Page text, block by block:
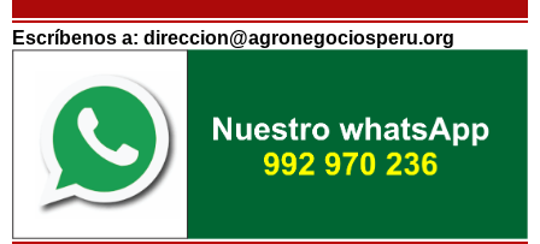
Escríbenos a: direccion@agronegociosperu.org